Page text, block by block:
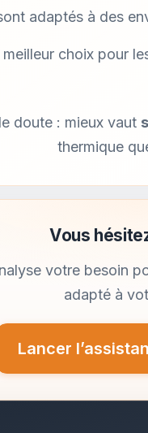
adaptés à des
choix pour
doute : mieux vaut
thermique
Vous
votre besoin
adapté à
Lancer